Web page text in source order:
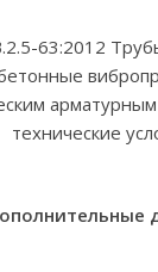
63:2012
технические